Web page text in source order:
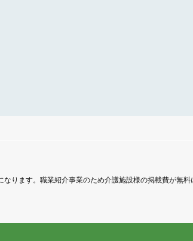
ります。職業紹介事業のため介護施設様の掲載費が無